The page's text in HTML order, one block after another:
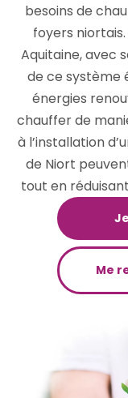
besoins de
foyers
Aquitaine, avec
de ce système
énergies
chauffer de
à l’installation
de Niort
tout en
Me